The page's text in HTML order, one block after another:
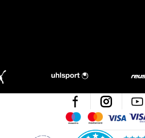
Facebook Instagram
MaestroMastercard
Visa
Česká kvalita